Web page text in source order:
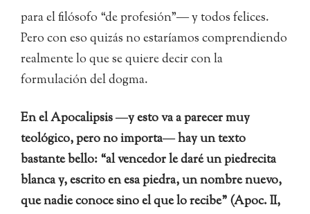
para el filósofo “de profesión”― y todos felices.
Pero con eso quizás no estaríamos comprendiendo
realmente lo que se quiere decir con la
formulación del dogma.
En el Apocalipsis ―y esto va a parecer muy
teológico, pero no importa― hay un texto
bastante bello: “al vencedor le daré un piedrecita
blanca y, escrito en esa piedra, un nombre nuevo,
que nadie conoce sino el que lo recibe” (Apoc. II,